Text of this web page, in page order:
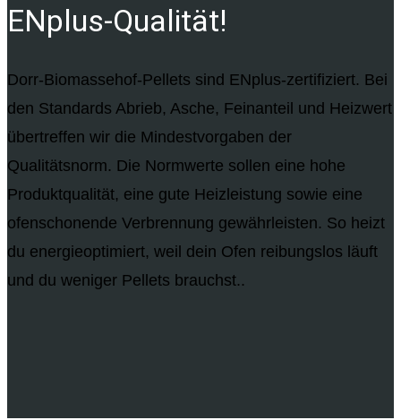
ENplus-Qualität!
Dorr-Biomassehof-Pellets sind ENplus-zertifiziert. Bei
den Standards Abrieb, Asche, Feinanteil und Heizwert
übertreffen wir die Mindestvorgaben der
Qualitätsnorm. Die Normwerte sollen eine hohe
Produktqualität, eine gute Heizleistung sowie eine
ofenschonende Verbrennung gewährleisten. So heizt
du energieoptimiert, weil dein Ofen reibungslos läuft
und du weniger Pellets brauchst..